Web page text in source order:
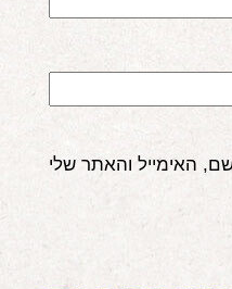
האימייל והאתר שלי